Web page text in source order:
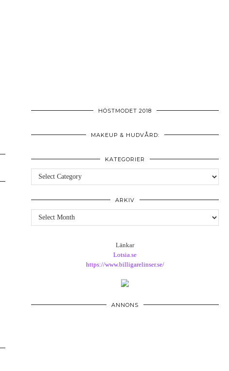
HÖSTMODET 2018
MAKEUP & HUDVÅRD:
KATEGORIER
Kategorier
ARKIV
Arkiv
Länkar
Lotsia.se
https://www.billigarelinser.se/
ANNONS